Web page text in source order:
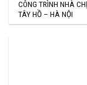
CÔNG TRÌNH NHÀ
TÂY HỒ – HÀ NỘI